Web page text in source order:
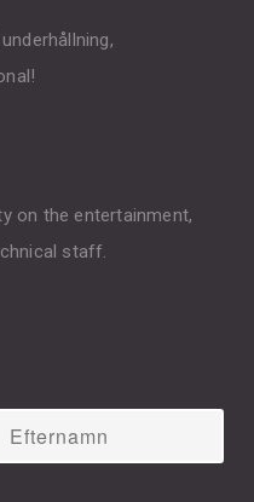
on the entertainment,
staff.